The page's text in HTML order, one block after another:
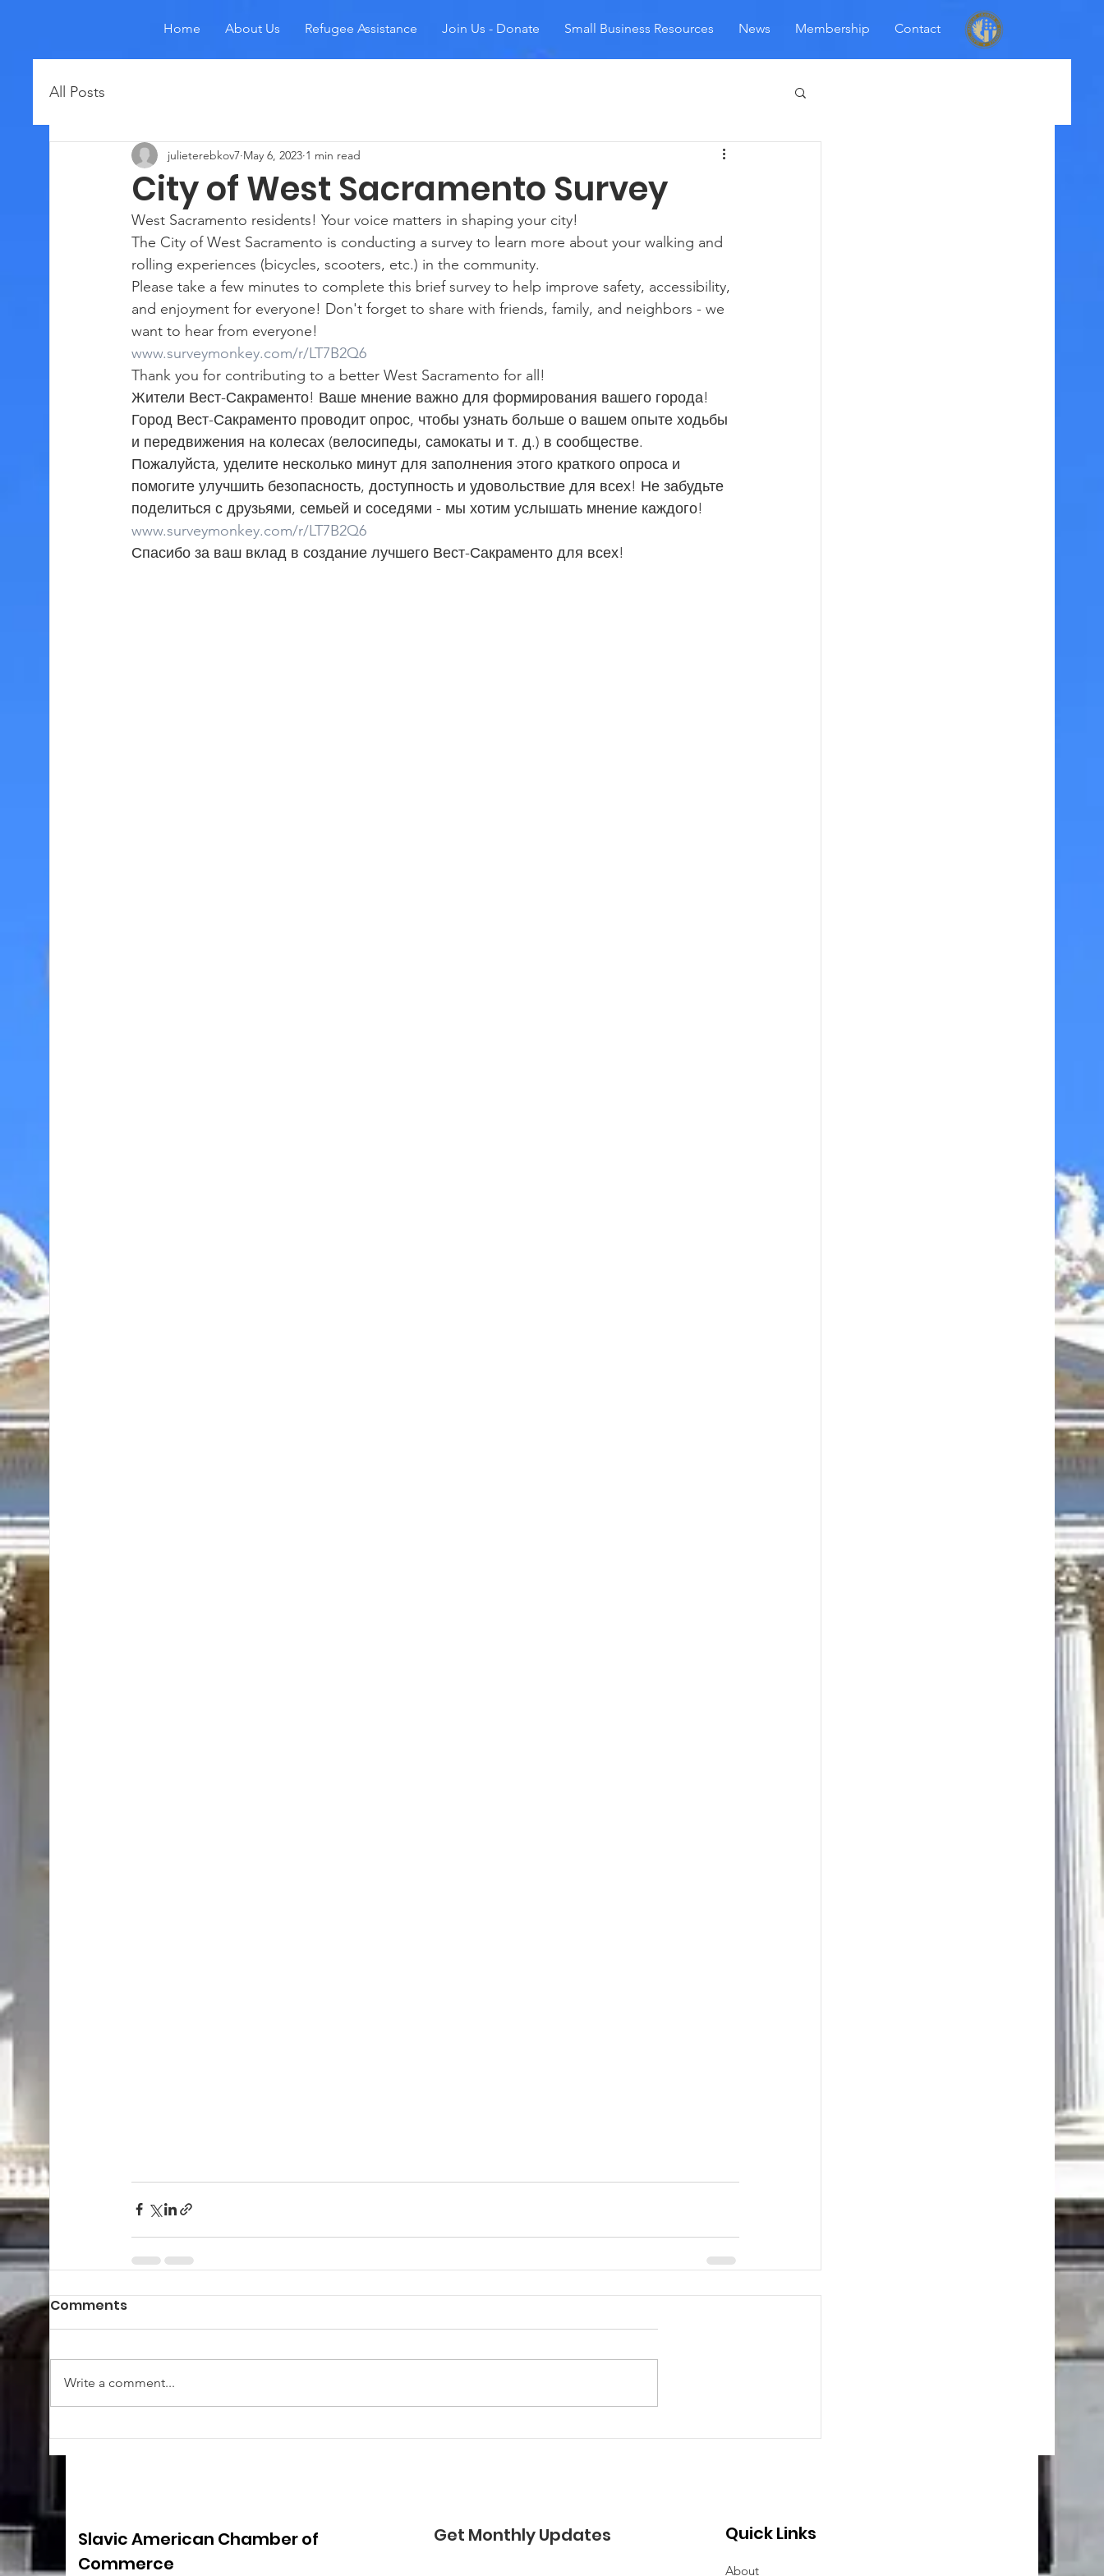
Home About Us Refugee Assistance Join Us - Donate Small Business Resources News Membership Contact
All Posts
City of West Sacramento Survey
julieterebkov7 May 6, 2023 1 min read
West Sacramento residents! Your voice matters in shaping your city!
The City of West Sacramento is conducting a survey to learn more about your walking and
rolling experiences (bicycles, scooters, etc.) in the community.
Please take a few minutes to complete this brief survey to help improve safety, accessibility,
and enjoyment for everyone! Don't forget to share with friends, family, and neighbors - we
want to hear from everyone!
www.surveymonkey.com/r/LT7B2Q6
Thank you for contributing to a better West Sacramento for all!
Жители Вест-Сакраменто! Ваше мнение важно для формирования вашего города!
Город Вест-Сакраменто проводит опрос, чтобы узнать больше о вашем опыте ходьбы
и передвижения на колесах (велосипеды, самокаты и т. д.) в сообществе.
Пожалуйста, уделите несколько минут для заполнения этого краткого опроса и
помогите улучшить безопасность, доступность и удовольствие для всех! Не забудьте
поделиться с друзьями, семьей и соседями - мы хотим услышать мнение каждого!
www.surveymonkey.com/r/LT7B2Q6
Спасибо за ваш вклад в создание лучшего Вест-Сакраменто для всех!
Comments
Write a comment...
Slavic American Chamber of
Commerce
Get Monthly Updates Quick Links
About